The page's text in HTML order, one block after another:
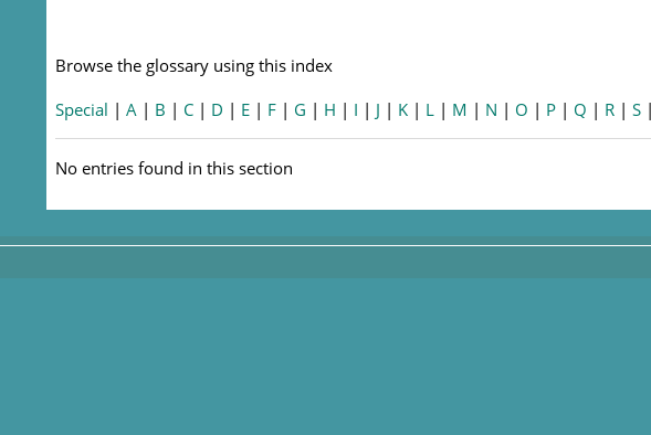
Browse the glossary using this index
Special |A | B | C | D | E | F | G | H | I | J | K | L | M | N | O | P | Q | R |S
No entries found in this section